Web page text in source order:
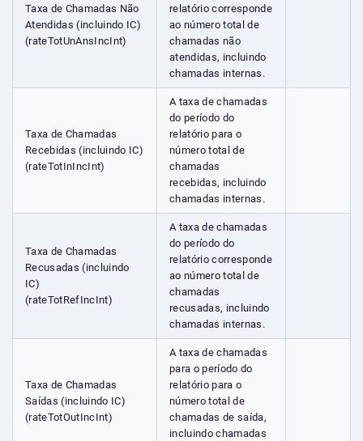
Taxa de Chamadas Não
Atendidas (incluindo IC)
(rateTotUnAnsIncInt)
relatório corresponde
ao número total de
chamadas não
atendidas, incluindo
chamadas internas.
Taxa de Chamadas
Recebidas (incluindo IC)
(rateTotInIncInt)
A taxa de chamadas
do período do
relatório para o
número total de
chamadas
recebidas, incluindo
chamadas internas.
Taxa de Chamadas
Recusadas (incluindo
IC)
(rateTotRefIncInt)
A taxa de chamadas
do período do
relatório corresponde
ao número total de
chamadas
recusadas, incluindo
chamadas internas.
Taxa de Chamadas
Saídas (incluindo IC)
(rateTotOutIncInt)
A taxa de chamadas
para o período do
relatório para o
número total de
chamadas de saída,
incluindo chamadas